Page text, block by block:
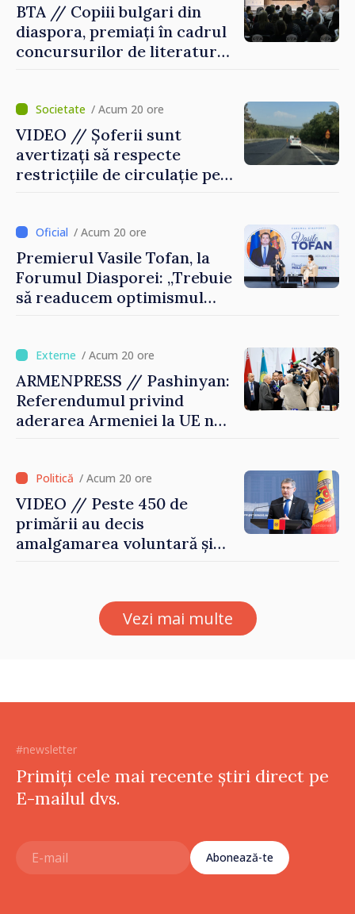
BTA // Copiii bulgari din
diaspora, premiați în cadrul
concursurilor de literatură,
Bulgarii din Străinătate
/ Acum 20 ore
VIDEO // Șoferii sunt
avertizați să respecte
restricțiile de circulație pe
reparație/ Acum 20 ore
Premierul Vasile Tofan, la
Forumul Diasporei: „Trebuie
să readucem optimismul
direcția corectă”
/ Acum 20 ore
ARMENPRESS // Pashinyan:
Referendumul privind
aderarea Armeniei la UE nu
/ Acum 20 ore
VIDEO // Peste 450 de
primării au decis
amalgamarea voluntară și
Grosu: „Este important să
depășim blocajele și să dăm o
șansă localităților să se
Vezi mai multe
#newsletter
Primiți cele mai recente știri direct pe
E-mailul dvs.
Abonează-te